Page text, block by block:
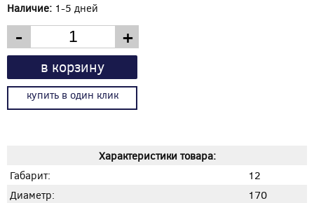
Наличие: 1-5 дней
- +
в корзину
купить в один клик
Характеристики товара:
Габарит:
12
Диаметр:
170